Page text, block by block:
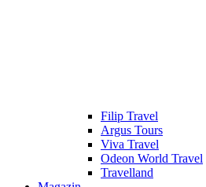
Filip Travel
Argus Tours
Viva Travel
Odeon World Travel
Travelland